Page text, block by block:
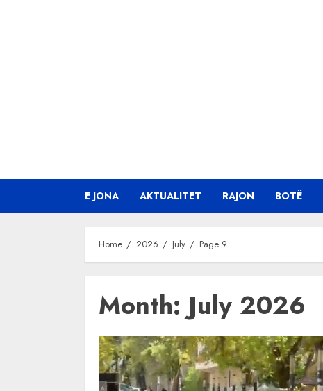
E JONA AKTUALITET RAJON BOTË
Home 2026 July Page 9
Month:July 2026